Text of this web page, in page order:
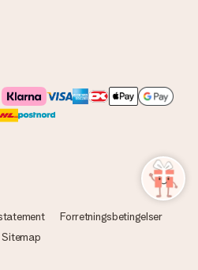
Forretningsbetingelser
Sitemap